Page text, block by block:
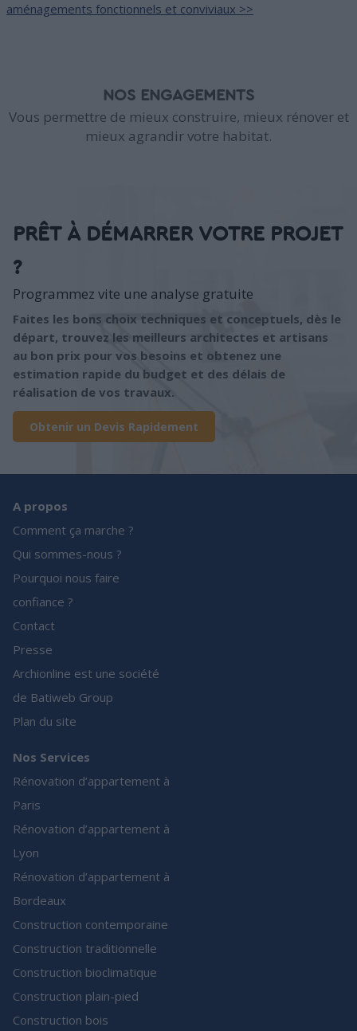
aménagements fonctionnels et conviviaux >>
NOS ENGAGEMENTS
Vous permettre de mieux construire, mieux rénover et
mieux agrandir votre habitat.
PRÊT À DÉMARRER VOTRE PROJET
?
Programmez vite une analyse gratuite
Faites les bons choix techniques et conceptuels, dès le
départ, trouvez les meilleurs architectes et artisans
au bon prix pour vos besoins et obtenez une
estimation rapide du budget et des délais de
réalisation de vos travaux.
Obtenir un Devis Rapidement
A propos
Comment ça marche ?
Qui sommes-nous ?
Pourquoi nous faire
confiance ?
Contact
Presse
Archionline est une société
de Batiweb Group
Plan du site
Nos Services
Rénovation d’appartement à
Paris
Rénovation d’appartement à
Lyon
Rénovation d’appartement à
Bordeaux
Construction contemporaine
Construction traditionnelle
Construction bioclimatique
Construction plain-pied
Construction bois